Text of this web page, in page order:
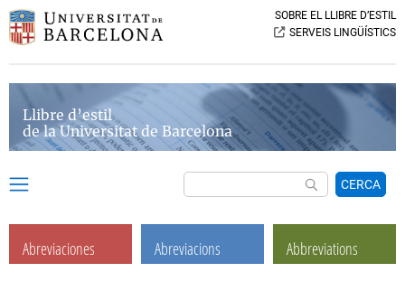
SOBRE EL LLIBRE D’ESTIL
SERVEIS LINGÜÍSTICS
Llibre d’estil
de la Universitat de Barcelona
CERCA
Abreviaciones Abreviacions Abbreviations